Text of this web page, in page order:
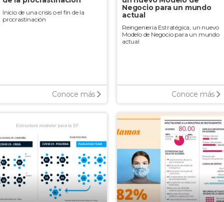
Inicio de una crisis o el fin de la
procrastinación
Conoce más
Negocio para un mundo
actual
Reingenieria Estratégica, un nuevo
Modelo de Negocio para un mundo
actual
Conoce más